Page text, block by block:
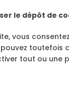
le dépôt de
vous
toutefois
tout ou une